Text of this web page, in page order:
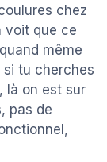
chez
voit que ce
même
si tu cherches
là on est sur
pas de